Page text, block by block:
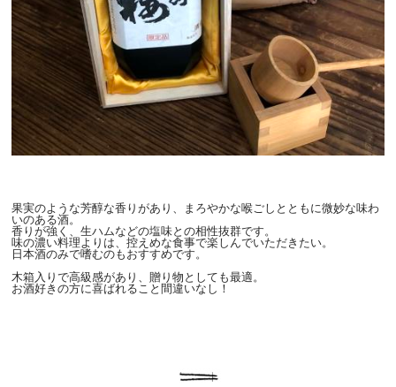
果実のような芳醇な香りがあり、まろやかな喉ごしとともに微妙な味わ
いのある酒。
香りが強く、生ハムなどの塩味との相性抜群です。
味の濃い料理よりは、控えめな食事で楽しんでいただきたい。
日本酒のみで嗜むのもおすすめです。
木箱入りで高級感があり、贈り物としても最適。
お酒好きの方に喜ばれること間違いなし！